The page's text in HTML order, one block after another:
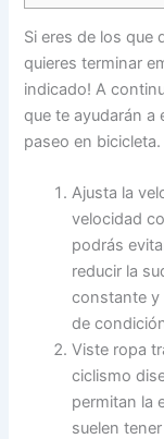
Si eres de los que
quieres terminar
indicado! A
que te ayudarán a
paseo en bicicleta.
Ajusta la
velocidad
podrás
reducir la
constante y
de
Viste ropa
ciclismo
permitan la
suelen